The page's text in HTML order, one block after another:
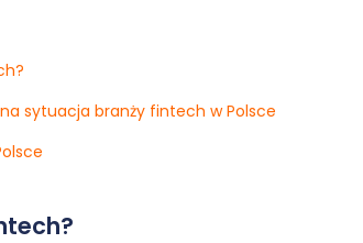
sytuacja branży fintech w Polsce